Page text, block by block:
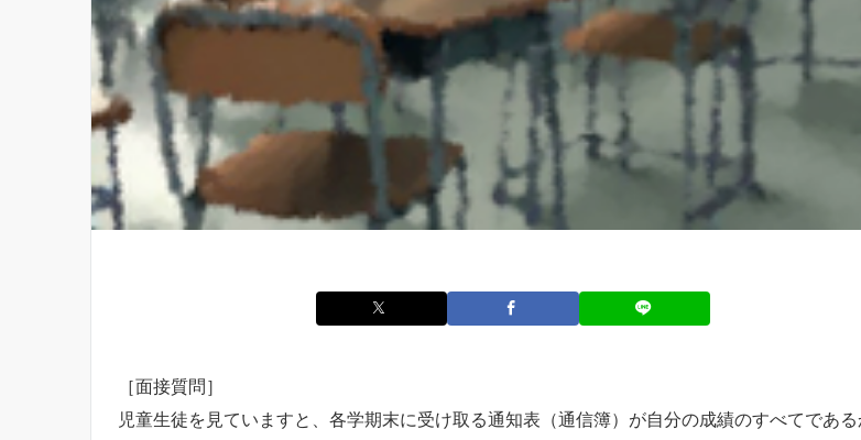
［面接質問］
児童生徒を見ていますと、各学期末に受け取る通知表（通信簿）が自分の成績のすべてであ